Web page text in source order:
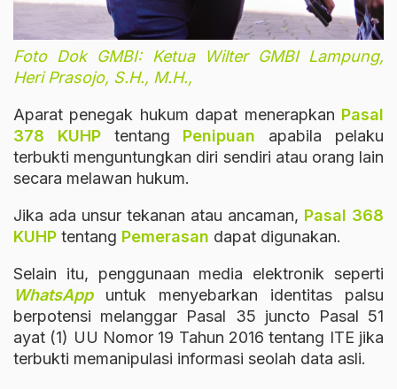
Foto Dok GMBI: Ketua Wilter GMBI Lampung,
Heri Prasojo, S.H., M.H.,
Aparat penegak hukum dapat menerapkan Pasal
378 KUHP
tentang Penipuan apabila pelaku
terbukti menguntungkan diri sendiri atau orang lain
secara melawan hukum.
Jika ada unsur tekanan atau ancaman, Pasal 368
KUHP tentang Pemerasan dapat digunakan.
Selain itu, penggunaan media elektronik seperti
WhatsAppuntuk menyebarkan identitas palsu
berpotensi melanggar Pasal 35 juncto Pasal 51
ayat (1) UU Nomor 19 Tahun 2016 tentang ITE jika
terbukti memanipulasi informasi seolah data asli.